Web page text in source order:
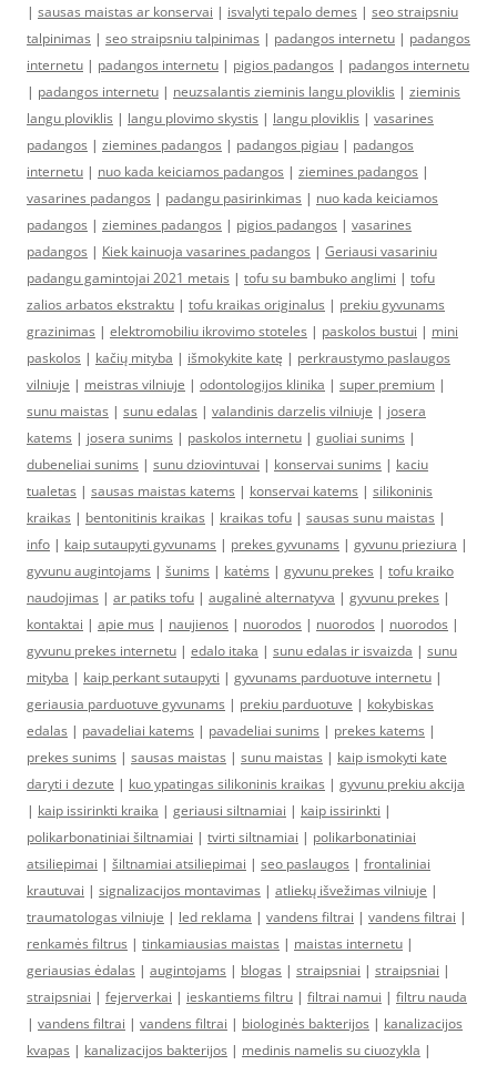
| sausas maistas ar konservai | isvalyti tepalo demes | seo straipsniu
talpinimas | seo straipsniu talpinimas | padangos internetu | padangos
internetu | padangos internetu | pigios padangos | padangos internetu
| padangos internetu | neuzsalantis zieminis langu ploviklis | zieminis
langu ploviklis | langu plovimo skystis | langu ploviklis | vasarines
padangos | ziemines padangos | padangos pigiau | padangos
internetu | nuo kada keiciamos padangos | ziemines padangos |
vasarines padangos | padangu pasirinkimas | nuo kada keiciamos
padangos | ziemines padangos | pigios padangos | vasarines
padangos | Kiek kainuoja vasarines padangos | Geriausi vasariniu
padangu gamintojai 2021 metais | tofu su bambuko anglimi | tofu
zalios arbatos ekstraktu | tofu kraikas originalus | prekiu gyvunams
grazinimas | elektromobiliu ikrovimo stoteles | paskolos bustui | mini
paskolos | kačių mityba | išmokykite katę | perkraustymo paslaugos
vilniuje | meistras vilniuje | odontologijos klinika | super premium |
sunu maistas | sunu edalas | valandinis darzelis vilniuje | josera
katems | josera sunims | paskolos internetu | guoliai sunims |
dubeneliai sunims | sunu dziovintuvai | konservai sunims | kaciu
tualetas | sausas maistas katems | konservai katems | silikoninis
kraikas | bentonitinis kraikas | kraikas tofu | sausas sunu maistas |
info | kaip sutaupyti gyvunams | prekes gyvunams | gyvunu prieziura |
gyvunu augintojams | šunims | katėms | gyvunu prekes | tofu kraiko
naudojimas | ar patiks tofu | augalinė alternatyva | gyvunu prekes |
kontaktai | apie mus | naujienos | nuorodos | nuorodos | nuorodos |
gyvunu prekes internetu | edalo itaka | sunu edalas ir isvaizda | sunu
mityba | kaip perkant sutaupyti | gyvunams parduotuve internetu |
geriausia parduotuve gyvunams | prekiu parduotuve | kokybiskas
edalas | pavadeliai katems | pavadeliai sunims | prekes katems |
prekes sunims | sausas maistas | sunu maistas | kaip ismokyti kate
daryti i dezute | kuo ypatingas silikoninis kraikas | gyvunu prekiu akcija
| kaip issirinkti kraika | geriausi siltnamiai | kaip issirinkti |
polikarbonatiniai šiltnamiai | tvirti siltnamiai | polikarbonatiniai
atsiliepimai | šiltnamiai atsiliepimai | seo paslaugos | frontaliniai
krautuvai | signalizacijos montavimas | atliekų išvežimas vilniuje |
traumatologas vilniuje | led reklama | vandens filtrai | vandens filtrai |
renkamės filtrus | tinkamiausias maistas | maistas internetu |
geriausias ėdalas | augintojams | blogas | straipsniai | straipsniai |
straipsniai | fejerverkai | ieskantiems filtru | filtrai namui | filtru nauda
| vandens filtrai | vandens filtrai | biologinės bakterijos | kanalizacijos
kvapas | kanalizacijos bakterijos | medinis namelis su ciuozykla |